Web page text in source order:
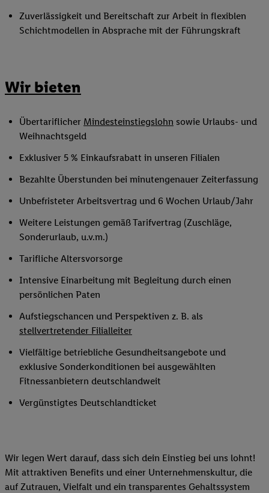
Zuverlässigkeit und Bereitschaft zur Arbeit in flexiblen
Schichtmodellen in Absprache mit der Führungskraft
Wir bieten
Übertariflicher Mindesteinstiegslohn sowie Urlaubs- und
Weihnachtsgeld
Exklusiver 5 % Einkaufsrabatt in unseren Filialen
Bezahlte Überstunden bei minutengenauer Zeiterfassung
Unbefristeter Arbeitsvertrag und 6 Wochen Urlaub/Jahr
Weitere Leistungen gemäß Tarifvertrag (Zuschläge,
Sonderurlaub, u.v.m.)
Tarifliche Altersvorsorge
Intensive Einarbeitung mit Begleitung durch einen
persönlichen Paten
Aufstiegschancen und Perspektiven z. B. als
stellvertretender Filialleiter
Vielfältige betriebliche Gesundheitsangebote und
exklusive Sonderkonditionen bei ausgewählten
Fitnessanbietern deutschlandweit
Vergünstigtes Deutschlandticket
Wir legen Wert darauf, dass sich dein Einstieg bei uns lohnt!
Mit attraktiven Benefits und einer Unternehmenskultur, die
auf Zutrauen, Vielfalt und ein transparentes Gehaltssystem